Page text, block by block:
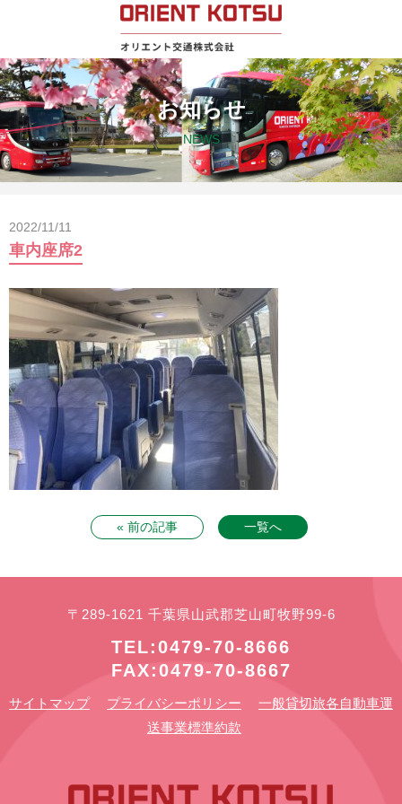
お知らせ
NEWS
2022/11/11
車内座席2
« 前の記事 一覧へ
〒289-1621 千葉県山武郡芝山町牧野99-6
TEL:0479-70-8666
FAX:0479-70-8667
サイトマップ プライバシーポリシー
一般貸切旅各自動車運
送事業標準約款